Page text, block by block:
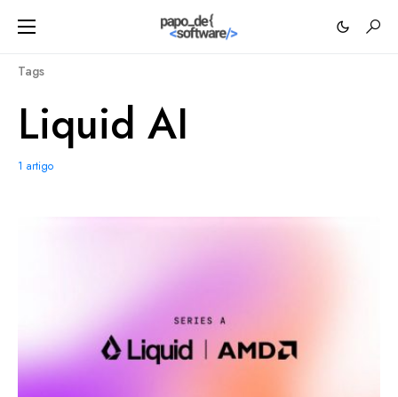
Tags
Liquid AI
1 artigo